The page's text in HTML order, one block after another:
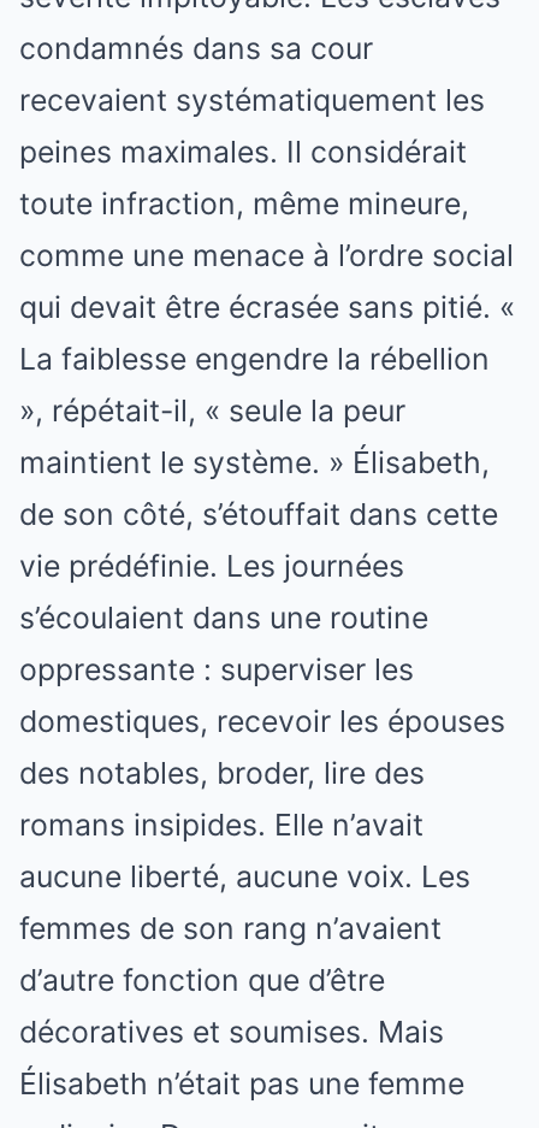
condamnés dans sa cour
recevaient systématiquement les
peines maximales. Il considérait
toute infraction, même mineure,
comme une menace à l’ordre social
qui devait être écrasée sans pitié. «
La faiblesse engendre la rébellion
», répétait-il, « seule la peur
maintient le système. » Élisabeth,
de son côté, s’étouffait dans cette
vie prédéfinie. Les journées
s’écoulaient dans une routine
oppressante : superviser les
domestiques, recevoir les épouses
des notables, broder, lire des
romans insipides. Elle n’avait
aucune liberté, aucune voix. Les
femmes de son rang n’avaient
d’autre fonction que d’être
décoratives et soumises. Mais
Élisabeth n’était pas une femme